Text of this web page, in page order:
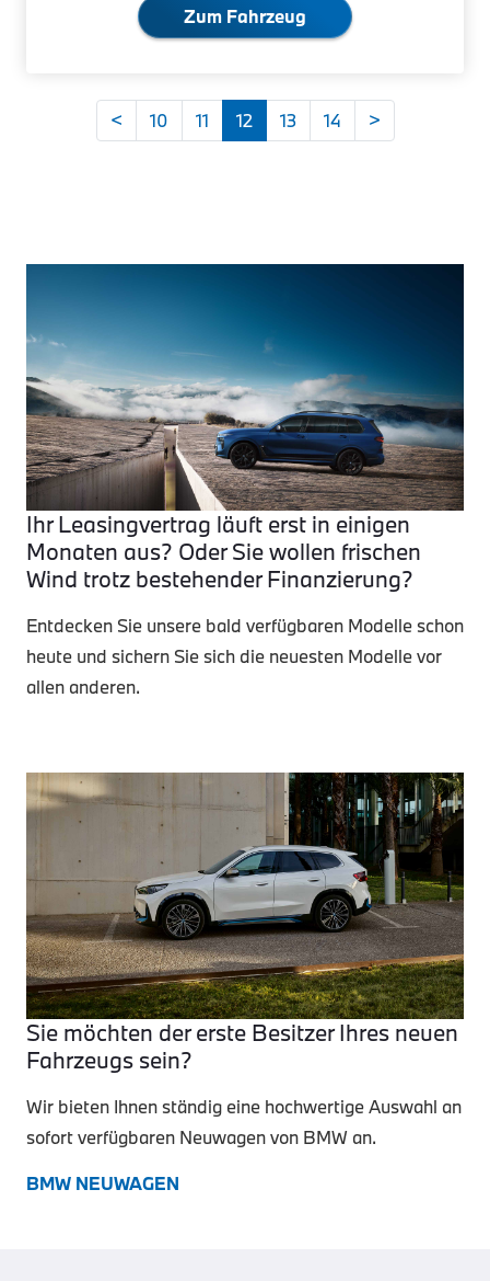
Zum Fahrzeug
< 10 11 12 13 14 >
Ihr Leasingvertrag läuft erst in einigen
Monaten aus? Oder Sie wollen frischen
Wind trotz bestehender Finanzierung?
Entdecken Sie unsere bald verfügbaren Modelle schon
heute und sichern Sie sich die neuesten Modelle vor
allen anderen.
Sie möchten der erste Besitzer Ihres neuen
Fahrzeugs sein?
Wir bieten Ihnen ständig eine hochwertige Auswahl an
sofort verfügbaren Neuwagen von BMW an.
BMW NEUWAGEN